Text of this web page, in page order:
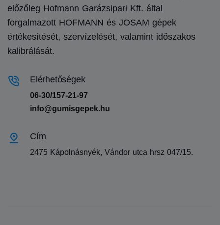
előzőleg Hofmann Garázsipari Kft. által
forgalmazott HOFMANN és JOSAM gépek
értékesítését, szervízelését, valamint időszakos
kalibrálását.
Elérhetőségek
06-30/157-21-97
info@gumisgepek.hu
Cím
2475 Kápolnásnyék, Vándor utca hrsz 047/15.